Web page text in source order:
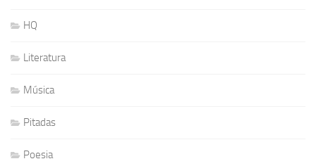
HQ
Literatura
Música
Pitadas
Poesia